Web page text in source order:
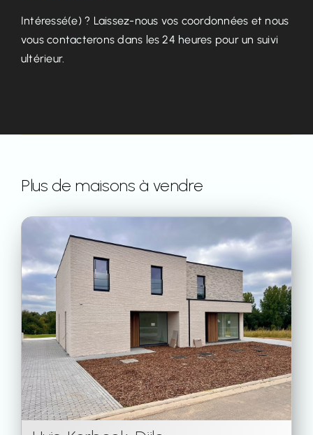
Intéressé(e) ? Laissez-nous vos coordonnées et nous
vous contacterons dans les 24 heures pour un suivi
ultérieur.
Plus de maisons à vendre